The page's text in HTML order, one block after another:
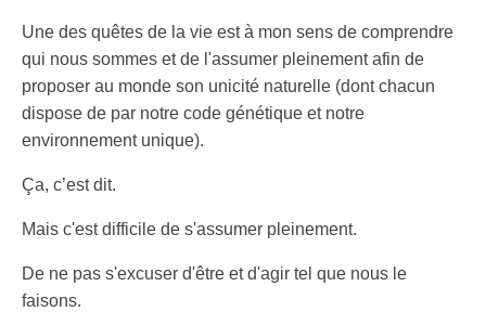
Une des quêtes de la vie est à mon sens de comprendre
qui nous sommes et de l'assumer pleinement afin de
proposer au monde son unicité naturelle (dont chacun
dispose de par notre code génétique et notre
environnement unique).
Ça, c’est dit.
Mais c'est difficile de s'assumer pleinement.
De ne pas s'excuser d'être et d'agir tel que nous le
faisons.